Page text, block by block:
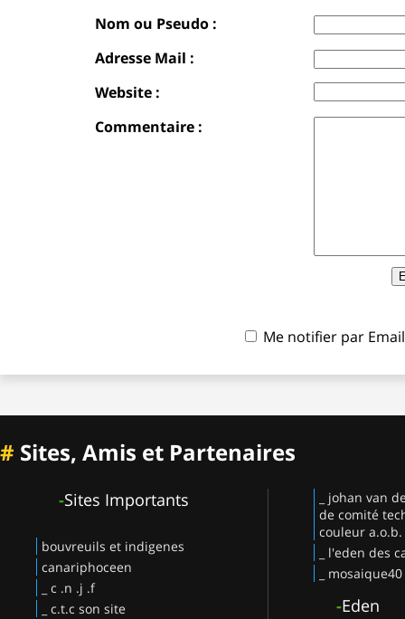
Nom ou Pseudo :
Adresse Mail :
Website :
Commentaire :
Me notifier par
# Sites, Amis et Partenaires
-Sites Importants
bouvreuils et indigenes
canariphoceen
_ c .n .j .f
_ c.t.c son site
_ johan van
de comité
couleur a.o.b.
_ l'eden des
_ mosaique40
-Eden